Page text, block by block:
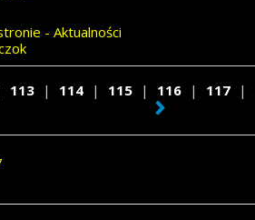
- Aktualności
113 | 114 | 115 | 116 | 117 |